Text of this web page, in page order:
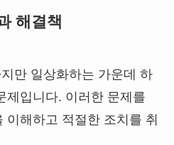
해결책
만 일상화하는 가운데 하
제입니다. 이러한 문제를
해하고 적절한 조치를 취